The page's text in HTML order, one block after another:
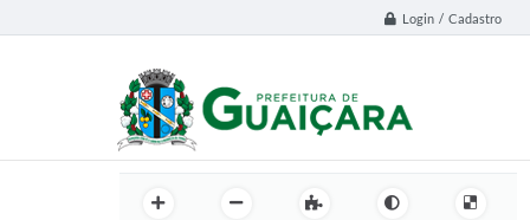
Login / Cadastro